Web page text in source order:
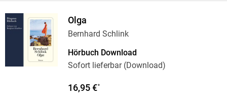
Olga
Bernhard Schlink
Hörbuch Download
Sofort lieferbar (Download)
16,95 €*